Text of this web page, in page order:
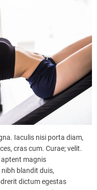
Iaculis nisi porta diam,
cras cum. Curae; velit.
magnis
blandit duis,
dictum egestas